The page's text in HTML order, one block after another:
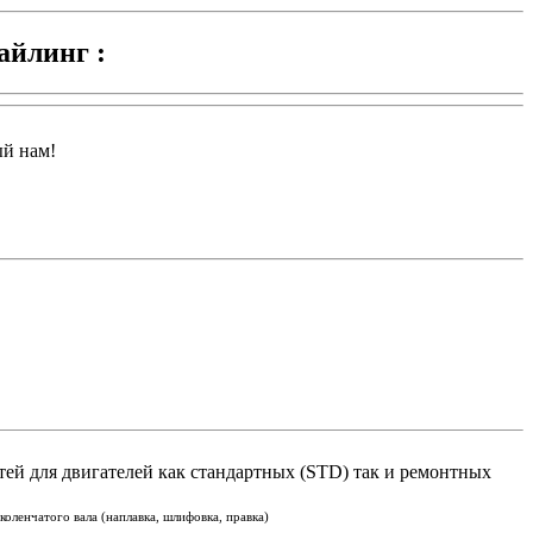
:
нам!
для двигателей как стандартных (STD) так и ремонтных
вала (наплавка, шлифовка, правка)